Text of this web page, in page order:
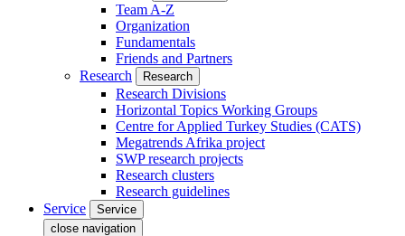
Team A-Z
Organization
Fundamentals
Friends and Partners
Research
Research
Research Divisions
Horizontal Topics Working Groups
Centre for Applied Turkey Studies (CATS)
Megatrends Afrika project
SWP research projects
Research clusters
Research guidelines
Service
Service
close navigation